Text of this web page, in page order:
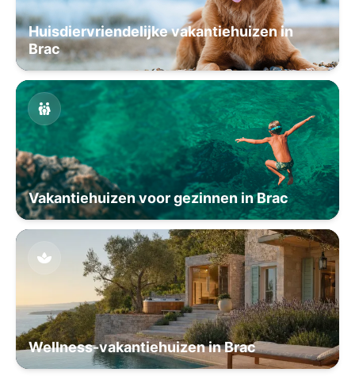
Huisdiervriendelijke vakantiehuizen in
Brac
Vakantiehuizen voor gezinnen in Brac
Wellness-vakantiehuizen in Brac